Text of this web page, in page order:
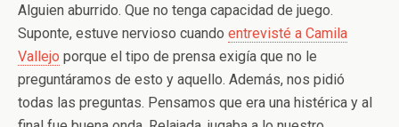
Alguien aburrido. Que no tenga capacidad de juego.
Suponte, estuve nervioso cuando entrevisté a Camila
Vallejo porque el tipo de prensa exigía que no le
preguntáramos de esto y aquello. Además, nos pidió
todas las preguntas. Pensamos que era una histérica y al